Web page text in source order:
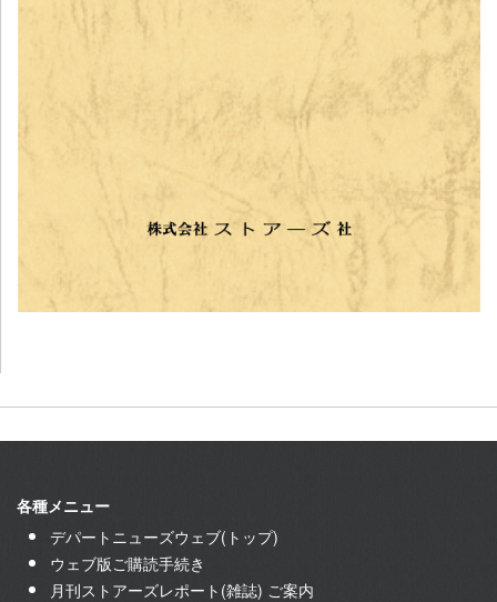
各種メニュー
デパートニューズウェブ(トップ)
ウェブ版ご購読手続き
月刊ストアーズレポート(雑誌) ご案内